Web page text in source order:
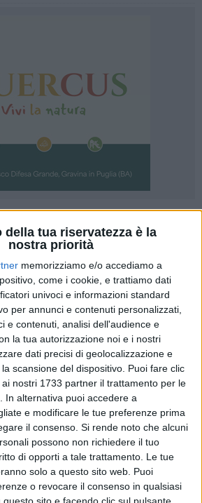
della tua riservatezza è la
nostra priorità
memorizziamo e/o accediamo a
come i cookie, e trattiamo dati
univoci e informazioni standard
per annunci e contenuti personalizzati,
e contenuti, analisi dell'audience e
la tua autorizzazione noi e i nostri
dati precisi di geolocalizzazione e
scansione del dispositivo. Puoi fare clic
nostri 1733 partner il trattamento per le
In alternativa puoi accedere a
e modificare le tue preferenze prima
il consenso. Si rende noto che alcuni
possono non richiedere il tuo
di opporti a tale trattamento. Le tue
solo a questo sito web. Puoi
o revocare il consenso in qualsiasi
Uil e le rispettive sigle di categoria del
(Flai, Fai, Uila) hanno organizzato un
giovedì pomeriggio, alle ore 18, in
Jonico, per commemorare i
indiani e pakistani che sabato
la vita in un incidente stradale sulla
dell'Agri.
le organizzazioni sindacali hanno
per chiedere trasporti pubblici sicuri
si spostano da una regione all'altra,
dalla Calabria alla Basilicata, e
di chilometri al giorno per
lavoro. L'iniziativa, denominata
chi lavora la terra'', intende essere
e di denuncia, per i diritti e la